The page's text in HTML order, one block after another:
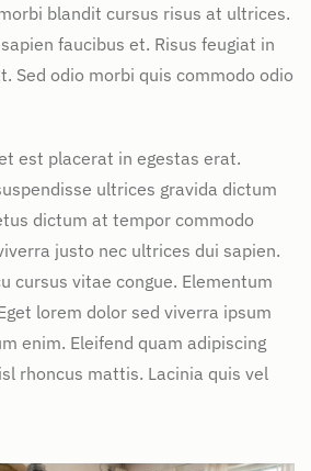
blandit cursus risus at ultrices.
faucibus et. Risus feugiat in
Sed odio morbi quis commodo odio
est placerat in egestas erat.
ultrices gravida dictum
dictum at tempor commodo
justo nec ultrices dui sapien.
cursus vitae congue. Elementum
lorem dolor sed viverra ipsum
enim. Eleifend quam adipiscing
rhoncus mattis. Lacinia quis vel